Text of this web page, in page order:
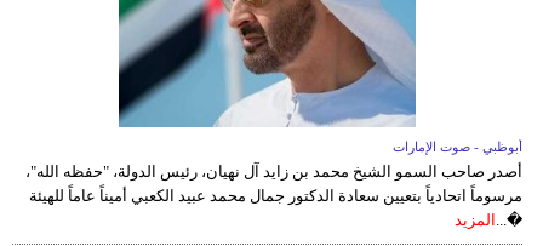
أبوظبي - صوت الإمارات
أصدر صاحب السمو الشيخ محمد بن زايد آل نهيان، رئيس الدولة، "حفظه الله"،
مرسوماً اتحادياً بتعيين سعادة الدكتور جمال محمد عبيد الكعبي أميناً عاماً للهيئة
�... المزيد